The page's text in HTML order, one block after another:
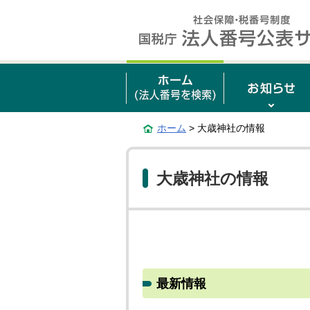
ホーム > 大歳神社の情報
大歳神社の情報
最新情報